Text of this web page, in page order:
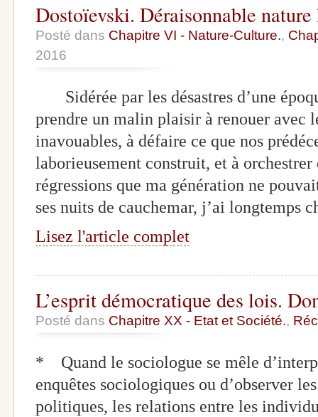
Dostoïevski. Déraisonnable
Posté dans Chapitre VI - Nature-Culture.,
2016
Sidérée par les désastres d’une
prendre un malin plaisir à renouer avec
inavouables, à défaire ce que nos
laborieusement construit, et à orchestrer
régressions que ma génération ne
ses nuits de cauchemar, j’ai longtemps
Lisez l'article complet
L’esprit démocratique des lois.
Posté dans Chapitre XX - Etat et Société.,
* Quand le sociologue se mêle
enquêtes sociologiques ou d’observer
politiques, les relations entre les